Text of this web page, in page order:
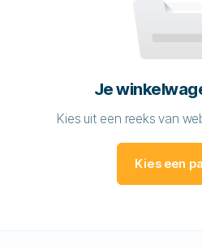
Je
Kies uit een reeks van
Kies een